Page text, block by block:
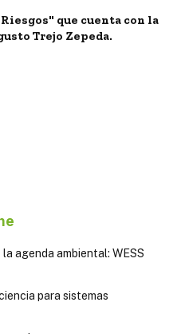
que cuenta con la
Trejo Zepeda.
agenda ambiental: WESS
para sistemas